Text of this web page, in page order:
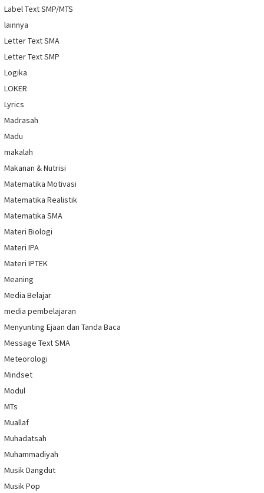
Label Text SMP/MTS
lainnya
Letter Text SMA
Letter Text SMP
Logika
LOKER
Lyrics
Madrasah
Madu
makalah
Makanan & Nutrisi
Matematika Motivasi
Matematika Realistik
Matematika SMA
Materi Biologi
Materi IPA
Materi IPTEK
Meaning
Media Belajar
media pembelajaran
Menyunting Ejaan dan Tanda Baca
Message Text SMA
Meteorologi
Mindset
Modul
MTs
Muallaf
Muhadatsah
Muhammadiyah
Musik Dangdut
Musik Pop